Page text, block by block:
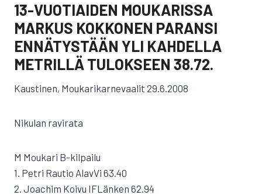
13-VUOTIAIDEN MOUKARISSA
MARKUS KOKKONEN PARANSI
ENNÄTYSTÄÄN YLI KAHDELLA
METRILLÄ TULOKSEEN 38.72.
Kaustinen, Moukarikarnevaalit 29.6.2008
Nikulan ravirata
M Moukari B-kilpailu
1. Petri Rautio AlavVi 63.40
2. Joachim Koivu IFLänken 62.94